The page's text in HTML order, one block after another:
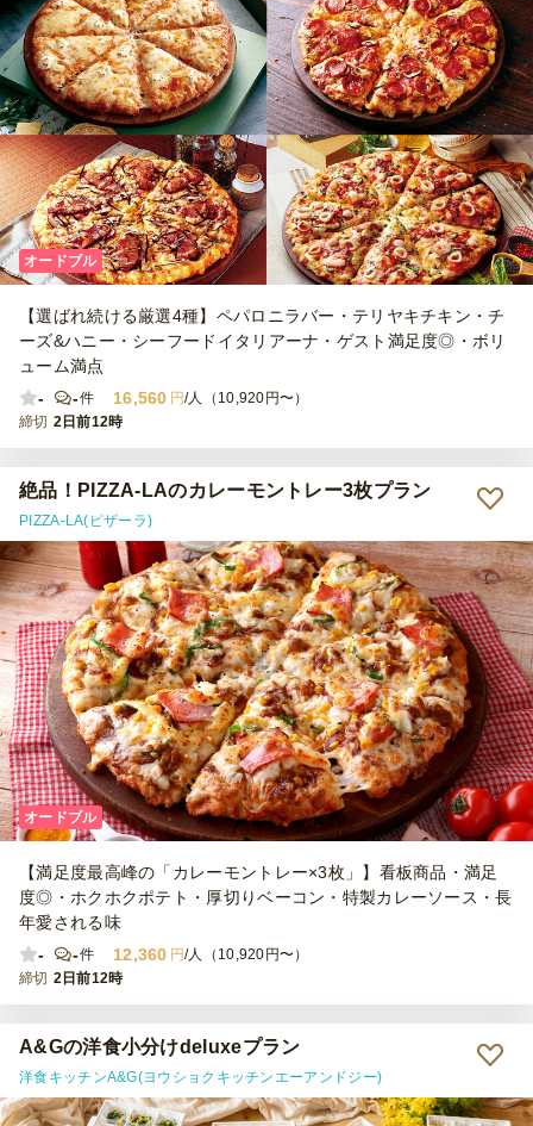
オードブル
【選ばれ続ける厳選4種】ペパロニラバー・テリヤキチキン・チ
ーズ&ハニー・シーフードイタリアーナ・ゲスト満足度◎・ボリ
ューム満点
-
-件 16,560 円/人（10,920円〜）
締切 2日前12時
絶品！PIZZA-LAのカレーモントレー3枚プラン
PIZZA-LA(ピザーラ)
オードブル
【満足度最高峰の「カレーモントレー×3枚」】看板商品・満足
度◎・ホクホクポテト・厚切りベーコン・特製カレーソース・長
年愛される味
-
-件 12,360 円/人（10,920円〜）
締切 2日前12時
A&Gの洋食小分けdeluxeプラン
洋食キッチンA&G(ヨウショクキッチンエーアンドジー)